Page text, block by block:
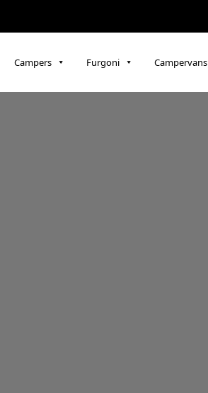
Campers Furgoni Campervans